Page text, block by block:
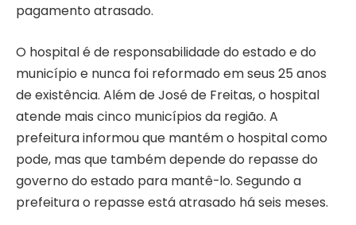
pagamento atrasado.
O hospital é de responsabilidade do estado e do
município e nunca foi reformado em seus 25 anos
de existência. Além de José de Freitas, o hospital
atende mais cinco municípios da região. A
prefeitura informou que mantém o hospital como
pode, mas que também depende do repasse do
governo do estado para mantê-lo. Segundo a
prefeitura o repasse está atrasado há seis meses.